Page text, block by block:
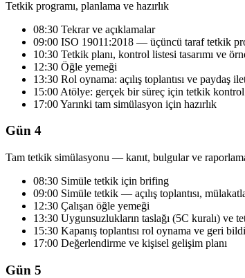
Tetkik programı, planlama ve hazırlık
08:30 Tekrar ve açıklamalar
09:00 ISO 19011:2018 — üçüncü taraf tetkik
10:30 Tetkik planı, kontrol listesi tasarımı ve
12:30 Öğle yemeği
13:30 Rol oynama: açılış toplantısı ve paydaş
15:00 Atölye: gerçek bir süreç için tetkik
17:00 Yarınki tam simülasyon için hazırlık
Gün 4
Tam tetkik simülasyonu — kanıt, bulgular ve
08:30 Simüle tetkik için brifing
09:00 Simüle tetkik — açılış toplantısı,
12:30 Çalışan öğle yemeği
13:30 Uygunsuzlukların taslağı (5C kuralı) ve
15:30 Kapanış toplantısı rol oynama ve geri
17:00 Değerlendirme ve kişisel gelişim planı
Gün 5